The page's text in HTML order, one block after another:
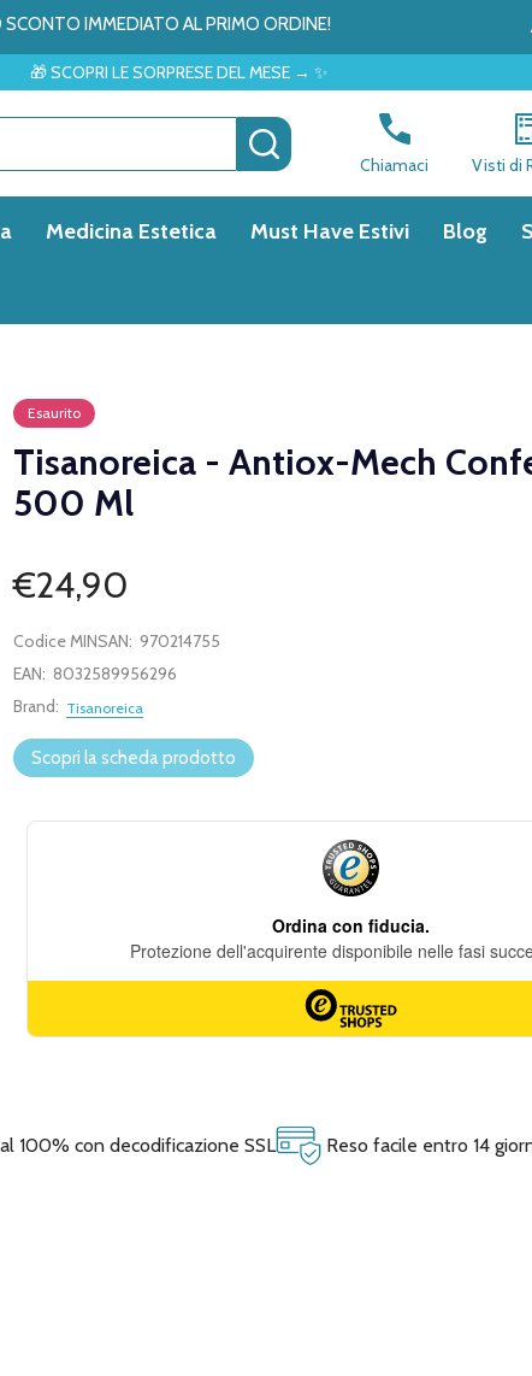
SCONTO IMMEDIATO AL PRIMO ORDINE!
SORPRESE DEL MESE → ✨
CERCA
Chiamaci Visti di
Medicina Estetica Must Have Estivi Blog
Esaurito
Tisanoreica - Antiox-Mech
500 Ml
€24,90
Codice MINSAN: 970214755
EAN: 8032589956296
Brand: Tisanoreica
Scopri la scheda prodotto
100% con decodificazione SSL Reso facile entro 14